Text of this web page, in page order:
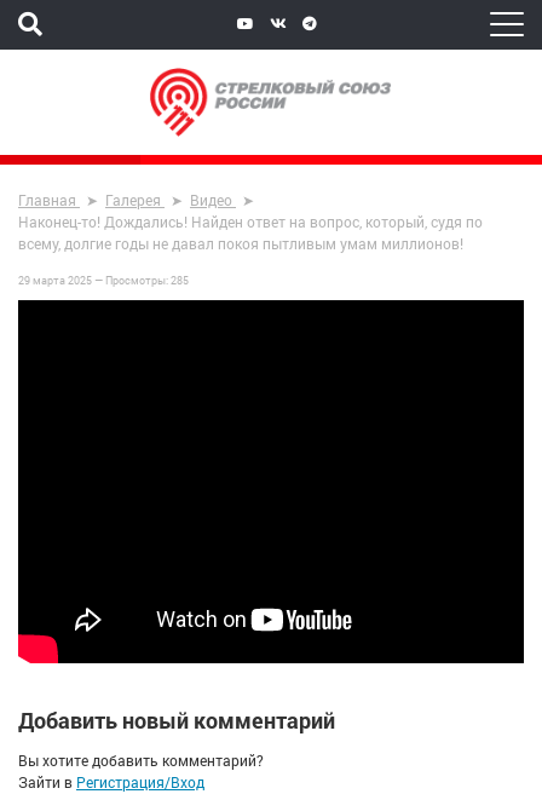
Главная Галерея
Видео
Наконец-то! Дождались! Найден ответ на вопрос, который, судя по
всему, долгие годы не давал покоя пытливым умам миллионов!
29 марта 2025 — Просмотры:285
Добавить новый комментарий
Вы хотите добавить комментарий?
Зайти в Регистрация/Вход